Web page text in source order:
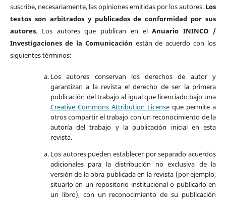
suscribe, necesariamente, las opiniones emitidas por los autores. Los
textos son arbitrados y publicados de conformidad por sus
autores. Los autores que publican en elAnuario ININCO /
Investigaciones de la Comunicación están de acuerdo con los
siguientes términos:
Los autores conservan los derechos de autor y
garantizan a la revista el derecho de ser la primera
publicación del trabajo al igual que licenciado bajo una
Creative Commons Attribution License que permite a
otros compartir el trabajo con un reconocimiento de la
autoría del trabajo y la publicación inicial en esta
revista.
Los autores pueden establecer por separado acuerdos
adicionales para la distribución no exclusiva de la
versión de la obra publicada en la revista (por ejemplo,
situarlo en un repositorio institucional o publicarlo en
un libro), con un reconocimiento de su publicación